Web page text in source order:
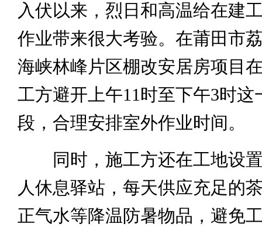
入伏以来，烈日和高温给在建
作业带来很大考验。在莆田市
海峡林峰片区棚改安居房项目
工方避开上午11时至下午3时这
段，合理安排室外作业时间。
同时，施工方还在工地设置
人休息驿站，每天供应充足的
正气水等降温防暑物品，避免